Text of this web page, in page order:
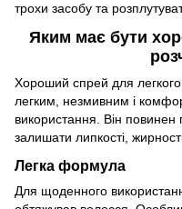
трохи засобу та
Яким має бути
Хороший спрей для
легким, незмивним і
використання. Він повинен
залишати липкості,
Легка формула
Для щоденного